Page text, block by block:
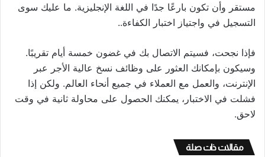
مستقر وأن تكون بارعًا جدًا في اللغة الإنجليزية. ما عليك سوى
التسجيل في واجتياز اختبار الكفاءة..
فإذا نجحت، فسيتم الاتصال بك في غضون خمسة أيام تقريبًا.
وسيكون بإمكانك العثور على وظائف نسخ عالية الأجر عبر
الإنترنت، والعمل مع العملاء في جميع أنحاء العالم. ولكن إذا
فشلت في الاختبار، يمكنك الحصول على محاولة ثانية في وقت
لاحق.
مقالات ذات صلة